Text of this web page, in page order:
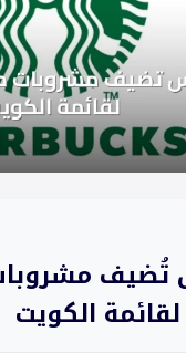
تُضيف
لقائمة الكويت